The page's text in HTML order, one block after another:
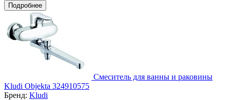
Подробнее
Смеситель для ванны и раковины
Kludi Objekta 324910575
Бренд: Kludi